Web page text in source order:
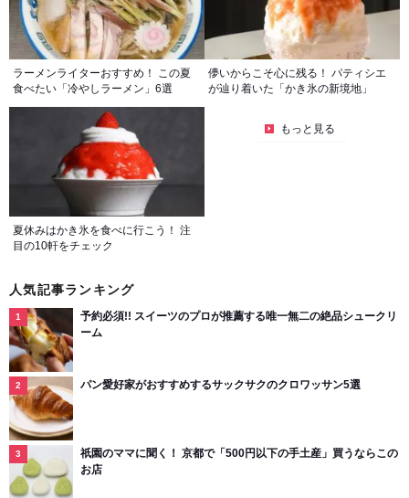
ラーメンライターおすすめ！ この夏
食べたい「冷やしラーメン」6選
儚いからこそ心に残る！ パティシエ
が辿り着いた「かき氷の新境地」
夏休みはかき氷を食べに行こう！ 注
目の10軒をチェック
もっと見る
人気記事ランキング
予約必須!! スイーツのプロが推薦する唯一無二の絶品シュークリ
ーム
パン愛好家がおすすめするサックサクのクロワッサン5選
祇園のママに聞く！ 京都で「500円以下の手土産」買うならこの
お店